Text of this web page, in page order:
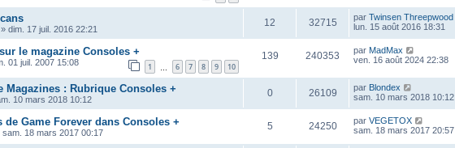
dim. 17 juil. 2016 22:21
12 32715 par Twinsen Threepwood
lun. 15 août 2016 18:31
le magazine Consoles +
01 juil. 2007 15:08 1 6 7 8 9 10
139 240353 par MadMax
ven. 16 août 2024 22:38
Magazines : Rubrique Consoles +
10 mars 2018 10:12
0 26109 par Blondex
sam. 10 mars 2018 10:12
de Game Forever dans Consoles +
sam. 18 mars 2017 00:17
5 24250 par VEGETOX
sam. 18 mars 2017 20:57